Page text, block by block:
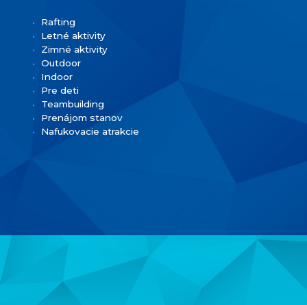
Rafting
Letné aktivity
Zimné aktivity
Outdoor
Indoor
Pre deti
Teambuilding
Prenájom stanov
Nafukovacie atrakcie